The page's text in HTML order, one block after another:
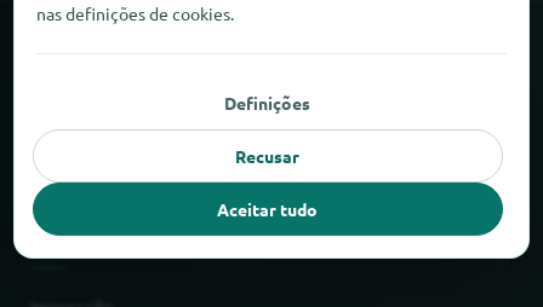
Sobre o locabee
Parceiros
Jurídico
nas definições de cookies.
Definições
Recusar
Aceitar tudo